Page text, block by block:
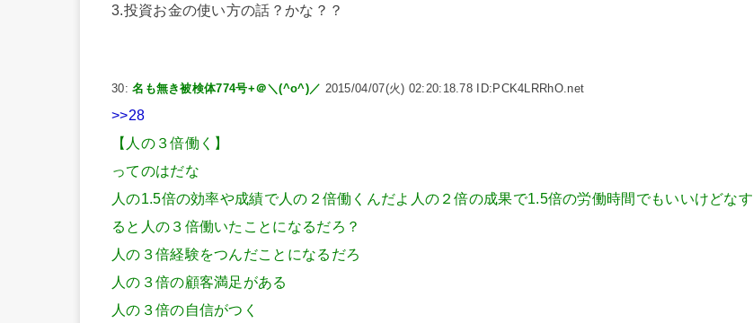
3.投資お金の使い方の話？かな？？
30:名も無き被検体774号+＠＼(^o^)／ 2015/04/07(火) 02:20:18.78 ID:PCK4LRRhO.net
>>28
【人の３倍働く】
ってのはだな
人の1.5倍の効率や成績で人の２倍働くんだよ人の２倍の成果で1.5倍の労働時間でもいいけどなす
ると人の３倍働いたことになるだろ？
人の３倍経験をつんだことになるだろ
人の３倍の顧客満足がある
人の３倍の自信がつく